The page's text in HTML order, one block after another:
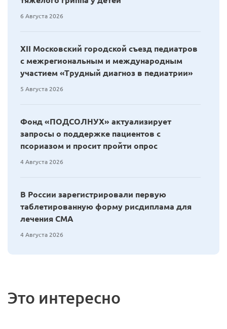
6 Августа 2026
XII Московский городской съезд педиатров
с межрегиональным и международным
участием «Трудный диагноз в педиатрии»
5 Августа 2026
Фонд «ПОДСОЛНУХ» актуализирует
запросы о поддержке пациентов с
псориазом и просит пройти опрос
4 Августа 2026
В России зарегистрировали первую
таблетированную форму рисдиплама для
лечения СМА
4 Августа 2026
Это интересно